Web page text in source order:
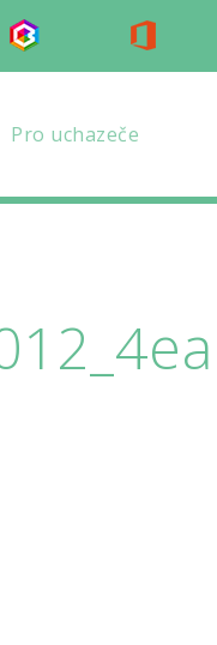
Pro uchazeče